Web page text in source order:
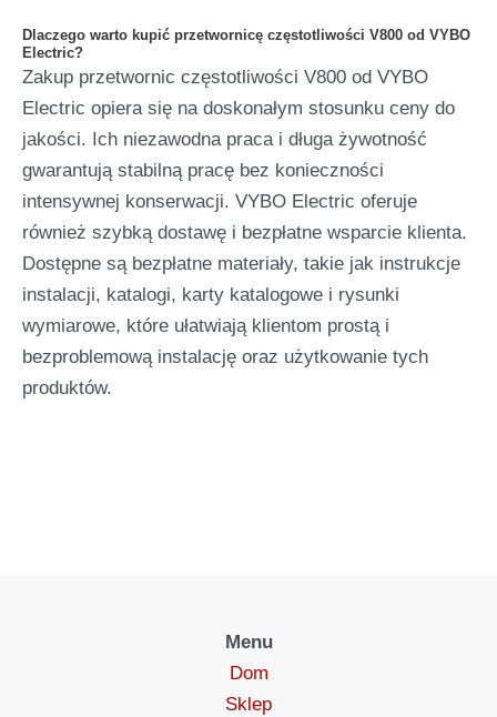
Dlaczego warto kupić przetwornicę częstotliwości V800 od VYBO
Electric?
Zakup przetwornic częstotliwości V800 od VYBO
Electric opiera się na doskonałym stosunku ceny do
jakości. Ich niezawodna praca i długa żywotność
gwarantują stabilną pracę bez konieczności
intensywnej konserwacji. VYBO Electric oferuje
również szybką dostawę i bezpłatne wsparcie klienta.
Dostępne są bezpłatne materiały, takie jak instrukcje
instalacji, katalogi, karty katalogowe i rysunki
wymiarowe, które ułatwiają klientom prostą i
bezproblemową instalację oraz użytkowanie tych
produktów.
Menu
Dom
Sklep